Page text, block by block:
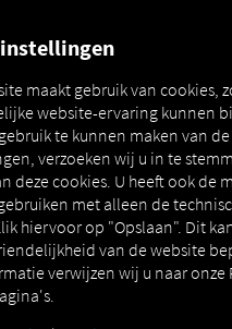
Connectors Krone
Telematica
maakt gebruik van cookies,
website-ervaring kunnen
te kunnen maken van
verzoeken wij u in te
deze cookies. U heeft ook de
met alleen de
hiervoor op "Opslaan". Dit
van de website
verwijzen wij u naar onze